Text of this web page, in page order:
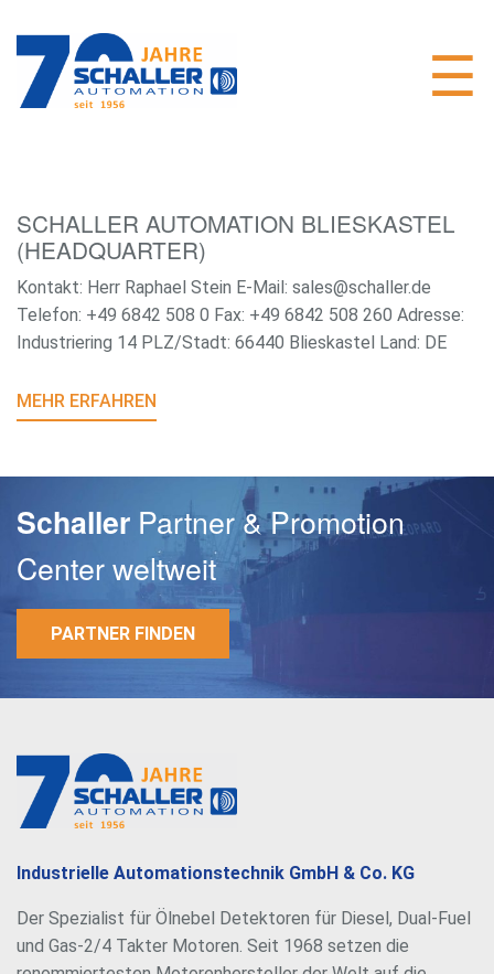
SCHALLER AUTOMATION BLIESKASTEL
(HEADQUARTER)
Kontakt: Herr Raphael Stein E-Mail: sales@schaller.de
Telefon: +49 6842 508 0 Fax: +49 6842 508 260 Adresse:
Industriering 14 PLZ/Stadt: 66440 Blieskastel Land: DE
MEHR ERFAHREN
Schaller Partner & Promotion
Center weltweit
PARTNER FINDEN
Industrielle Automationstechnik GmbH & Co. KG
Der Spezialist für Ölnebel Detektoren für Diesel, Dual-Fuel
und Gas-2/4 Takter Motoren. Seit 1968 setzen die